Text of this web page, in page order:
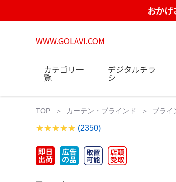
おか
WWW.GOLAVI.COM
カテゴリ一
覧
デジタルチラ
シ
TOP カーテン・ブラインド ブライ
(2350)